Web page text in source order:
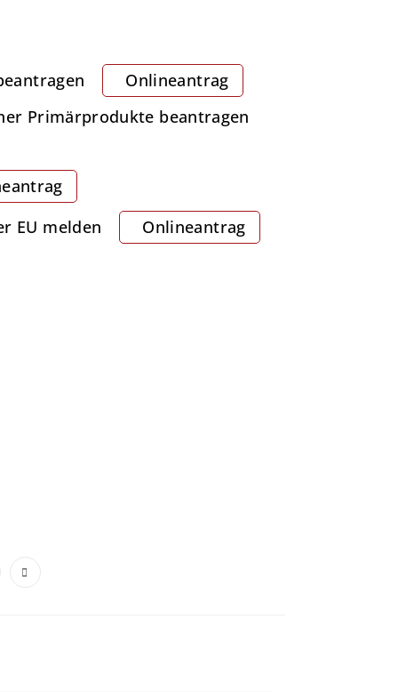
Onlineantrag
Primärprodukte beantragen
EU melden
Onlineantrag